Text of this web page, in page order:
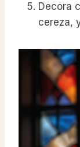
Decora
cereza,